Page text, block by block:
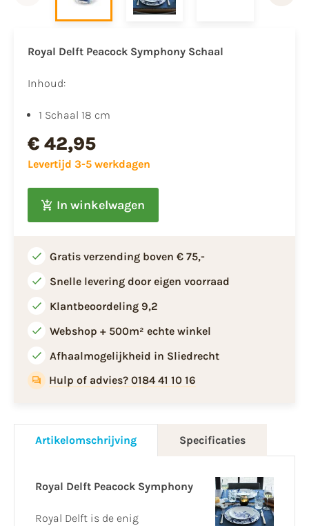
Royal Delft Peacock Symphony Schaal
Inhoud:
1 Schaal 18 cm
€ 42,95
Levertijd 3-5 werkdagen
In winkelwagen
Gratis verzending boven € 75,-
Snelle levering door eigen voorraad
Klantbeoordeling 9,2
Webshop + 500m² echte winkel
Afhaalmogelijkheid in Sliedrecht
Hulp of advies? 0184 41 10 16
Artikelomschrijving Specificaties
Royal Delft Peacock Symphony
Royal Delft is de enig